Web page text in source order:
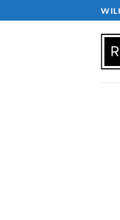
Inhalt